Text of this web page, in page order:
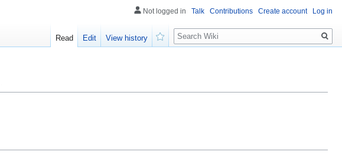
Not logged in Talk Contributions Create account Log in
Read Edit
View history
Search